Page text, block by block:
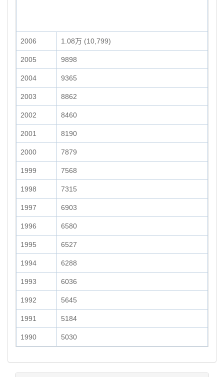
2006 1.08万 (10,799)
2005 9898
2004 9365
2003 8862
2002 8460
2001 8190
2000 7879
1999 7568
1998 7315
1997 6903
1996 6580
1995 6527
1994 6288
1993 6036
1992 5645
1991 5184
1990 5030